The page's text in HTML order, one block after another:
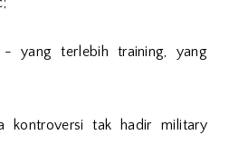
- yang terlebih training, yang
kontroversi tak hadir military